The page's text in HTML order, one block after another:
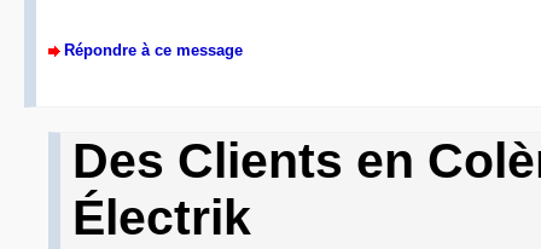
Répondre à ce message
Des Clients en
Électrik